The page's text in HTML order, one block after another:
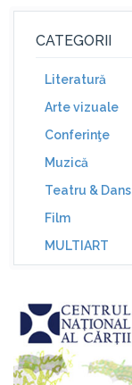
CATEGORII
Literatură
Arte vizuale
Conferinţe
Muzică
Teatru & Dans
Film
MULTIART